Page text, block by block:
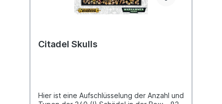
Citadel Skulls
Hier ist eine Aufschlüsselung der Anzahl und